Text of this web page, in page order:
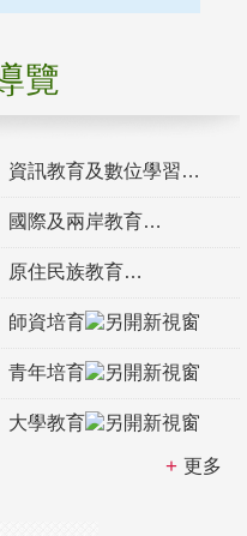
覽
資訊教育及數位學習
國際及兩岸教育
原住民族教育
師資培育
青年培育
大學教育
更多